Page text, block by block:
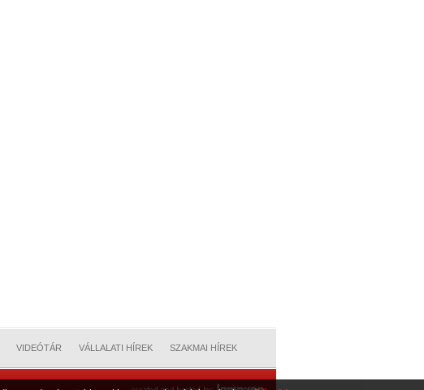
VIDEÓTÁR VÁLLALATI HÍREK SZAKMAI HÍREK